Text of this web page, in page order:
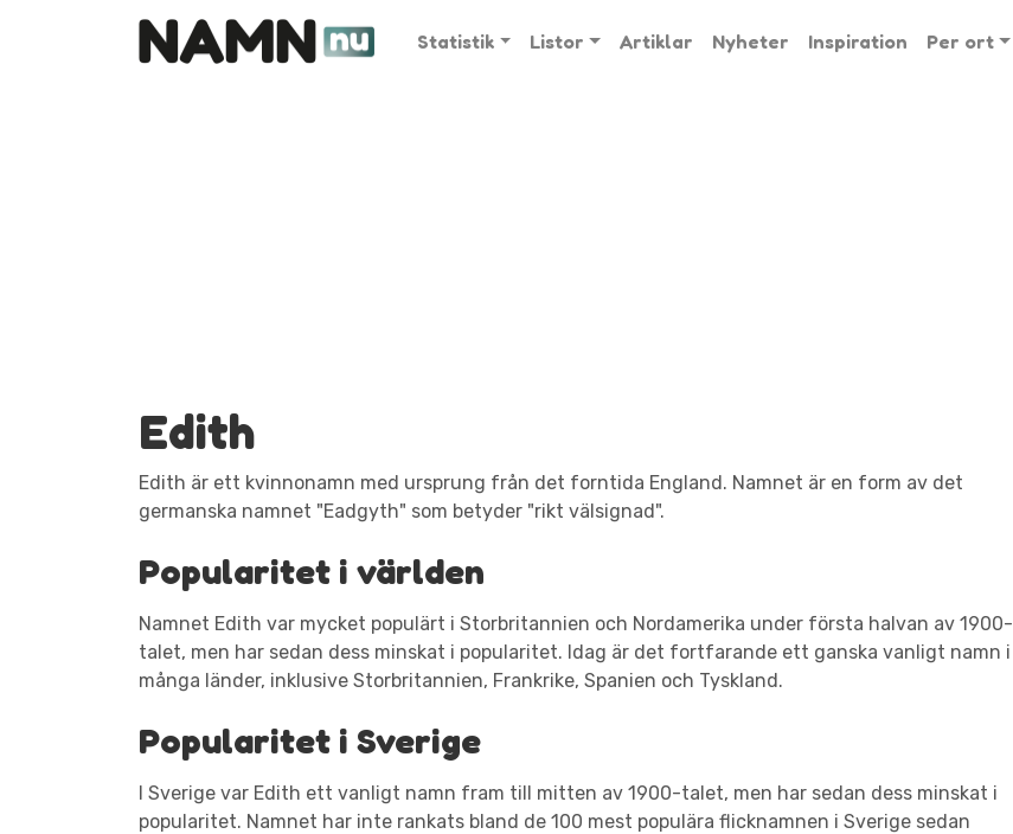
Statistik Listor Artiklar Nyheter Inspiration Per ort
Edith
Edith är ett kvinnonamn med ursprung från det forntida England. Namnet är en form av det
germanska namnet "Eadgyth" som betyder "rikt välsignad".
Popularitet i världen
Namnet Edith var mycket populärt i Storbritannien och Nordamerika under första halvan av 1900-
talet, men har sedan dess minskat i popularitet. Idag är det fortfarande ett ganska vanligt namn i
många länder, inklusive Storbritannien, Frankrike, Spanien och Tyskland.
Popularitet i Sverige
I Sverige var Edith ett vanligt namn fram till mitten av 1900-talet, men har sedan dess minskat i
popularitet. Namnet har inte rankats bland de 100 mest populära flicknamnen i Sverige sedan